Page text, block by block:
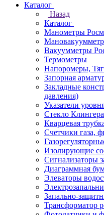
Каталог
Назад
Каталог
Манометры
Вакуумметры
Термометры
Напоромеры,
Запорная
Закладные
давления)
Указатели
Стекло Клингера
Кварцевая
Счетчики газа,
Изолирующие
Сигнализаторы
Диаграммная
Элеваторы
Запально-
Трансформатор